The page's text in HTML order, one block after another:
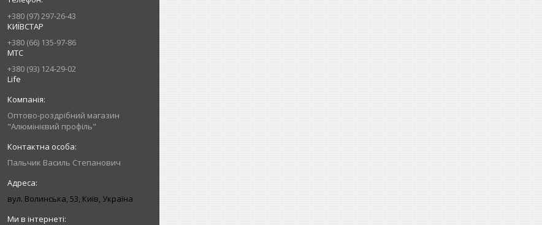
+380 (97) 297-26-43
КИЇВСТАР
+380 (66) 135-97-86
МТС
+380 (93) 124-29-02
Life
Оптово-роздрібний магазин
"Алюмінієвий профіль"
Пальчик Василь Степанович
вул. Волинська, 53, Київ, Україна